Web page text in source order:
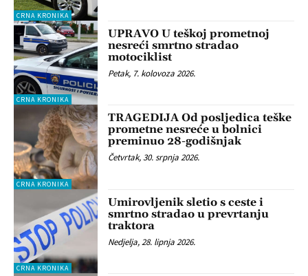
CRNA KRONIKA
CRNA KRONIKA
UPRAVO U teškoj prometnoj
nesreći smrtno stradao
motociklist
Petak, 7. kolovoza 2026.
CRNA KRONIKA
TRAGEDIJA Od posljedica teške
prometne nesreće u bolnici
preminuo 28-godišnjak
Četvrtak, 30. srpnja 2026.
CRNA KRONIKA
Umirovljenik sletio s ceste i
smrtno stradao u prevrtanju
traktora
Nedjelja, 28. lipnja 2026.